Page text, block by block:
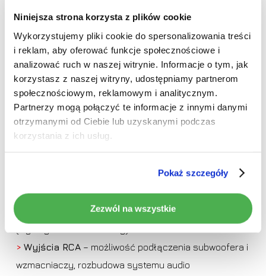
Niniejsza strona korzysta z plików cookie
Wykorzystujemy pliki cookie do spersonalizowania treści
i reklam, aby oferować funkcje społecznościowe i
analizować ruch w naszej witrynie. Informacje o tym, jak
korzystasz z naszej witryny, udostępniamy partnerom
społecznościowym, reklamowym i analitycznym.
Partnerzy mogą połączyć te informacje z innymi danymi
otrzymanymi od Ciebie lub uzyskanymi podczas
korzystania z ich usług.
Pokaż szczegóły
Zezwól na wszystkie
Brak produktów w koszyku.
Idź do sklepu
Pełna
kompatybilność
akcesoriów
Używaj wieludodatkowych akcesoriówi zwiększ
bezpieczeństwo swojej podróży.
obsługa z poziomu radia (kompatybilne modele
dostępne w naszej ofercie)
Radio cyfrowe DAB+– krystalicznie czysty dźwięk
> Wyjścia RCA– możliwość podłączenia subwoofera i
wzmacniaczy, rozbudowa systemu audio